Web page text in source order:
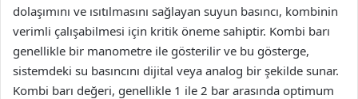
dolaşımını ve ısıtılmasını sağlayan suyun basıncı, kombinin
verimli çalışabilmesi için kritik öneme sahiptir. Kombi barı
genellikle bir manometre ile gösterilir ve bu gösterge,
sistemdeki su basıncını dijital veya analog bir şekilde sunar.
Kombi barı değeri, genellikle 1 ile 2 bar arasında optimum